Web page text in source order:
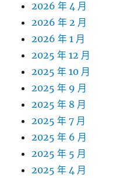
2026 年 4 月
2026 年 2 月
2026 年 1 月
2025 年 12 月
2025 年 10 月
2025 年 9 月
2025 年 8 月
2025 年 7 月
2025 年 6 月
2025 年 5 月
2025 年 4 月